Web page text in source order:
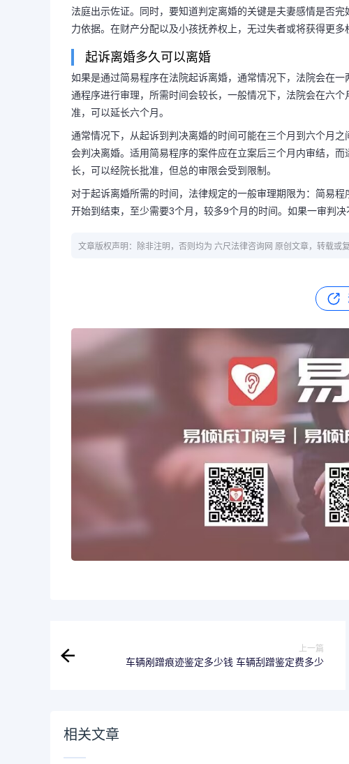
法庭出示佐证。同时，要知道判定离婚的关键是夫妻感情是否
力依据。在财产分配以及小孩抚养权上，无过失者或将获得更多
起诉离婚多久可以离婚
如果是通过简易程序在法院起诉离婚，通常情况下，法院会在
通程序进行审理，所需时间会较长，一般情况下，法院会在六
准，可以延长六个月。
通常情况下，从起诉到判决离婚的时间可能在三个月到六个月
会判决离婚。适用简易程序的案件应在立案后三个月内审结，
长，可以经院长批准，但总的审限会受到限制。
对于起诉离婚所需的时间，法律规定的一般审理期限为：简易
开始到结束，至少需要3个月，较多9个月的时间。如果一审判
文章版权声明：除非注明，否则均为 六尺法律咨询网 原创文章，转载或
上一篇
车辆剐蹭痕迹鉴定多少钱 车辆刮蹭鉴定费多少
相关文章